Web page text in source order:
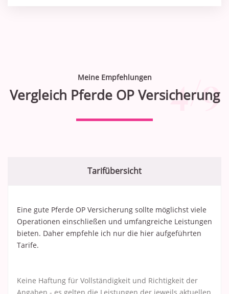
4/9
Meine Empfehlungen
Vergleich Pferde OP Versicherung
Tarifübersicht
Eine gute Pferde OP Versicherung sollte möglichst viele
Operationen einschließen und umfangreiche Leistungen
bieten. Daher empfehle ich nur die hier aufgeführten
Tarife.
Keine Haftung für Vollständigkeit und Richtigkeit der